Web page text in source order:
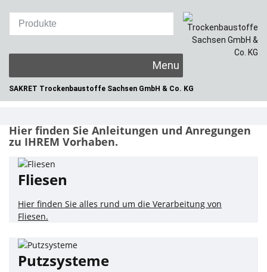
SAKRET Trockenbaustoffe Sachsen GmbH & Co. KG
content
Hier finden Sie Anleitungen und Anregungen
zu IHREM Vorhaben.
Fliesen
Hier finden Sie alles rund um die Verarbeitung von
Fliesen.
Putzsysteme